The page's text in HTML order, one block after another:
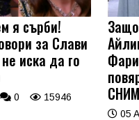
я сърби!
за Слави
иска да го
0 15946
05